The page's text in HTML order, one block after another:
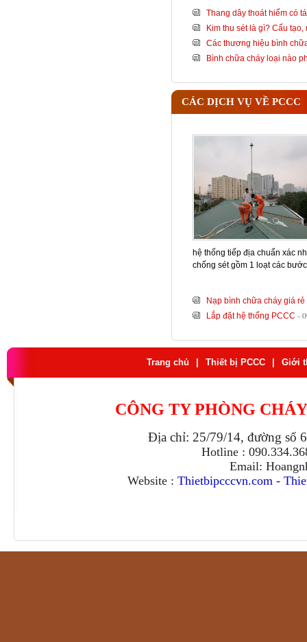
Thang dây thoát hiểm có
Kim thu sét là gì? Cấu
Các thương hiệu bình
Bình chữa cháy loại nào
CÁC DỊCH VỤ VỀ PCCC
hệ thống tiếp địa chuẩn xác
chống sét gồm 1 loạt các
Nạp bình chữa cháy giá rẻ
Lắp đặt hệ thống PCCC -
Trang chủ Thiết bị PCCC Giới
CÔNG TY PHÒNG
Địa chỉ: 25/79/14, đường số
Hotline :
Email:
Website : Thietbipcccvn.com -